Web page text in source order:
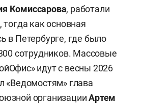
Комиссарова, работали
как основная
в Петербурге, где было
сотрудников. Массовые
идут с весны 2026
«Ведомостям» глава
организацииАртем